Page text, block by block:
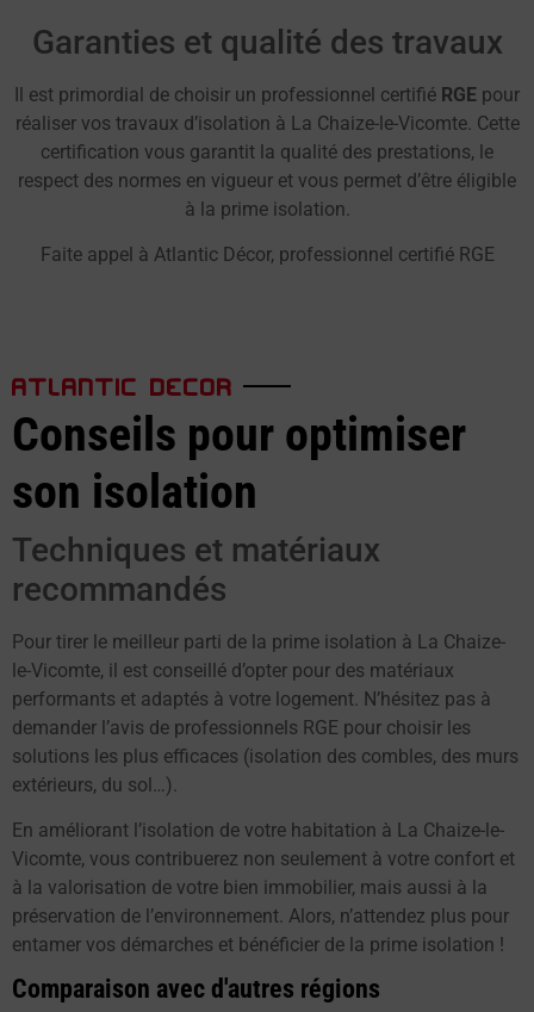
Garanties et qualité des travaux
Il est primordial de choisir un professionnel certifié RGE pour
réaliser vos travaux d’isolation à La Chaize-le-Vicomte. Cette
certification vous garantit la qualité des prestations, le
respect des normes en vigueur et vous permet d’être éligible
à la prime isolation.
Faite appel à Atlantic Décor, professionnel certifié RGE
ATLANTIC DECOR
Conseils pour optimiser
son isolation
Techniques et matériaux
recommandés
Pour tirer le meilleur parti de la prime isolation à La Chaize-
le-Vicomte, il est conseillé d’opter pour des matériaux
performants et adaptés à votre logement. N’hésitez pas à
demander l’avis de professionnels RGE pour choisir les
solutions les plus efficaces (isolation des combles, des murs
extérieurs, du sol…).
En améliorant l’isolation de votre habitation à La Chaize-le-
Vicomte, vous contribuerez non seulement à votre confort et
à la valorisation de votre bien immobilier, mais aussi à la
préservation de l’environnement. Alors, n’attendez plus pour
entamer vos démarches et bénéficier de la prime isolation !
Comparaison avec d'autres régions